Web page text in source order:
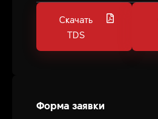
Скачать
TDS
Форма заявки